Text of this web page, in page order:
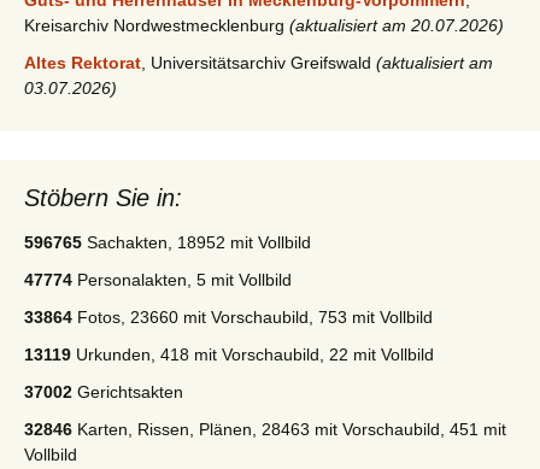
Kreisarchiv Nordwestmecklenburg (aktualisiert am 20.07.2026)
Altes Rektorat , Universitätsarchiv Greifswald (aktualisiert am
03.07.2026)
Stöbern Sie in:
596765 Sachakten, 18952 mit Vollbild
47774 Personalakten, 5 mit Vollbild
33864 Fotos, 23660 mit Vorschaubild, 753 mit Vollbild
13119 Urkunden, 418 mit Vorschaubild, 22 mit Vollbild
37002 Gerichtsakten
32846 Karten, Rissen, Plänen, 28463 mit Vorschaubild, 451 mit
Vollbild